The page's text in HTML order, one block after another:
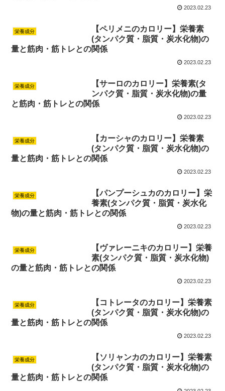
2023.02.23
栄養成分
【ペリメニのカロリー】栄養素
(タンパク質・脂質・炭水化物)の
量と筋肉・筋トレとの関係
2023.02.23
栄養成分
【サーロのカロリー】栄養素(タ
ンパク質・脂質・炭水化物)の量
と筋肉・筋トレとの関係
2023.02.23
栄養成分
【カーシャのカロリー】栄養素
(タンパク質・脂質・炭水化物)の
量と筋肉・筋トレとの関係
2023.02.23
栄養成分
【パンプーシュカのカロリー】栄
養素(タンパク質・脂質・炭水化
物)の量と筋肉・筋トレとの関係
2023.02.23
栄養成分
【ヴァレーニキのカロリー】栄養
素(タンパク質・脂質・炭水化物)
の量と筋肉・筋トレとの関係
2023.02.23
栄養成分
【コトレータのカロリー】栄養素
(タンパク質・脂質・炭水化物)の
量と筋肉・筋トレとの関係
2023.02.23
栄養成分
【ソリャンカのカロリー】栄養素
(タンパク質・脂質・炭水化物)の
量と筋肉・筋トレとの関係